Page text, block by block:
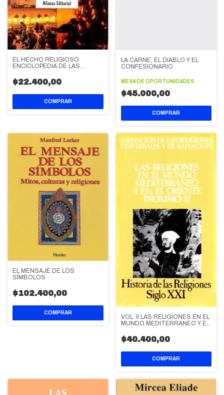
EL HECHO RELIGIOSO
ENCICLOPEDIA DE LAS
$22.400,00
LA CARNE, EL DIABLO Y EL
CONFESIONARIO
MESA DE OPORTUNIDADES
$45.000,00
EL MENSAJE DE LOS
SÍMBOLOS
$102.400,00
VOL. II LAS RELIGIONES EN EL
MUNDO MEDITERRANEO Y EN
$40.400,00